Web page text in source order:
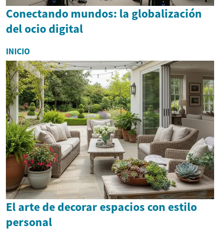
Conectando mundos: la globalización
del ocio digital
INICIO
El arte de decorar espacios con estilo
personal